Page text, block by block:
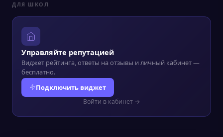
ДЛЯ ШКОЛ
Управляйте репутацией
Виджет рейтинга, ответы на отзывы и личный кабинет —
бесплатно.
Подключить виджет
Войти в кабинет →